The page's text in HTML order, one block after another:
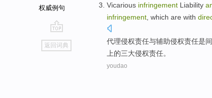
权威例句
go
top
返回词典
Vicarious infringement Liability
infringement , which are with
代理侵权责任与辅助侵权责任是
上的三大侵权责任。
youdao